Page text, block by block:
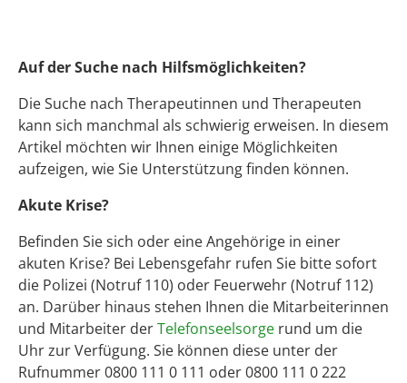
Auf der Suche nach Hilfsmöglichkeiten?
Die Suche nach Therapeutinnen und Therapeuten
kann sich manchmal als schwierig erweisen. In diesem
Artikel möchten wir Ihnen einige Möglichkeiten
aufzeigen, wie Sie Unterstützung finden können.
Akute Krise?
Befinden Sie sich oder eine Angehörige in einer
akuten Krise? Bei Lebensgefahr rufen Sie bitte sofort
die Polizei (Notruf 110) oder Feuerwehr (Notruf 112)
an. Darüber hinaus stehen Ihnen die Mitarbeiterinnen
und Mitarbeiter derTelefonseelsorge rund um die
Uhr zur Verfügung. Sie können diese unter der
Rufnummer 0800 111 0 111 oder 0800 111 0 222